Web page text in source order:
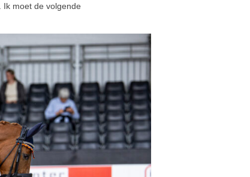
Ik moet de volgende